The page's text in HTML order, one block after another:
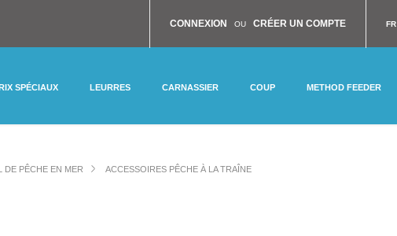
CONNEXION OU CRÉER UN COMPTE FR
SPÉCIAUX LEURRES CARNASSIER COUP METHOD FEEDER
DE PÊCHE EN MER ACCESSOIRES PÊCHE À LA TRAÎNE